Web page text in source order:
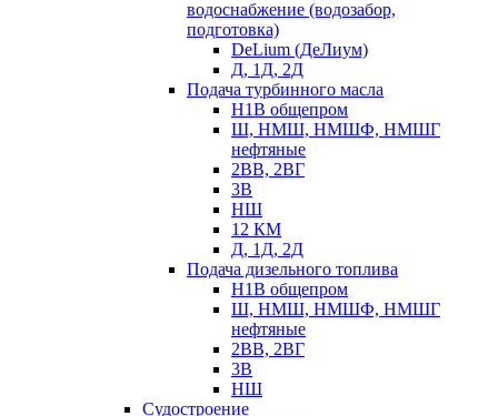
водоснабжение (водозабор,
подготовка)
DeLium (ДеЛиум)
Д, 1Д, 2Д
Подача турбинного масла
Н1В общепром
Ш, НМШ, НМШФ, НМШГ
нефтяные
2ВВ, 2ВГ
3В
НШ
12 КМ
Д, 1Д, 2Д
Подача дизельного топлива
Н1В общепром
Ш, НМШ, НМШФ, НМШГ
нефтяные
2ВВ, 2ВГ
3В
НШ
Судостроение